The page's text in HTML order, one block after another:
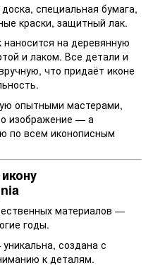
специальная бумага,
краски, защитный лак.
наносится на деревянную
и лаком. Все детали и
что придаёт иконе
опытными мастерами,
изображение — а
по всем иконописным
материалов —
годы.
создана с
к деталям.